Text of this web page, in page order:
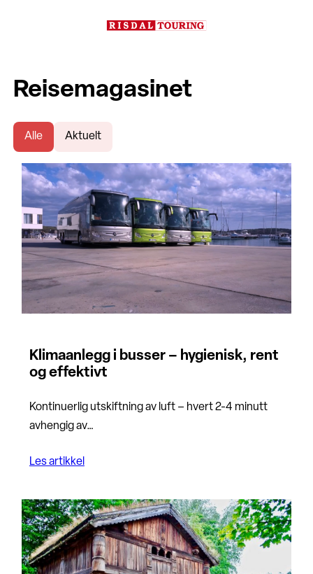
Reisemagasinet
Alle Aktuelt
Klimaanlegg i busser – hygienisk, rent
og effektivt
Kontinuerlig utskiftning av luft – hvert 2-4 minutt
avhengig av…
Les artikkel